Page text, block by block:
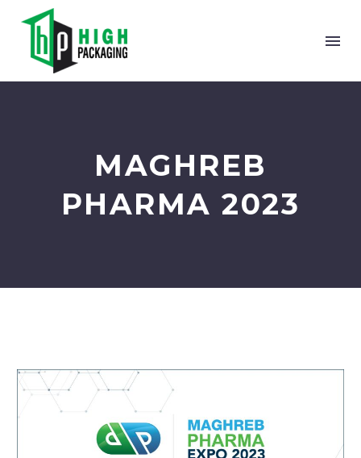
MAGHREB
PHARMA 2023